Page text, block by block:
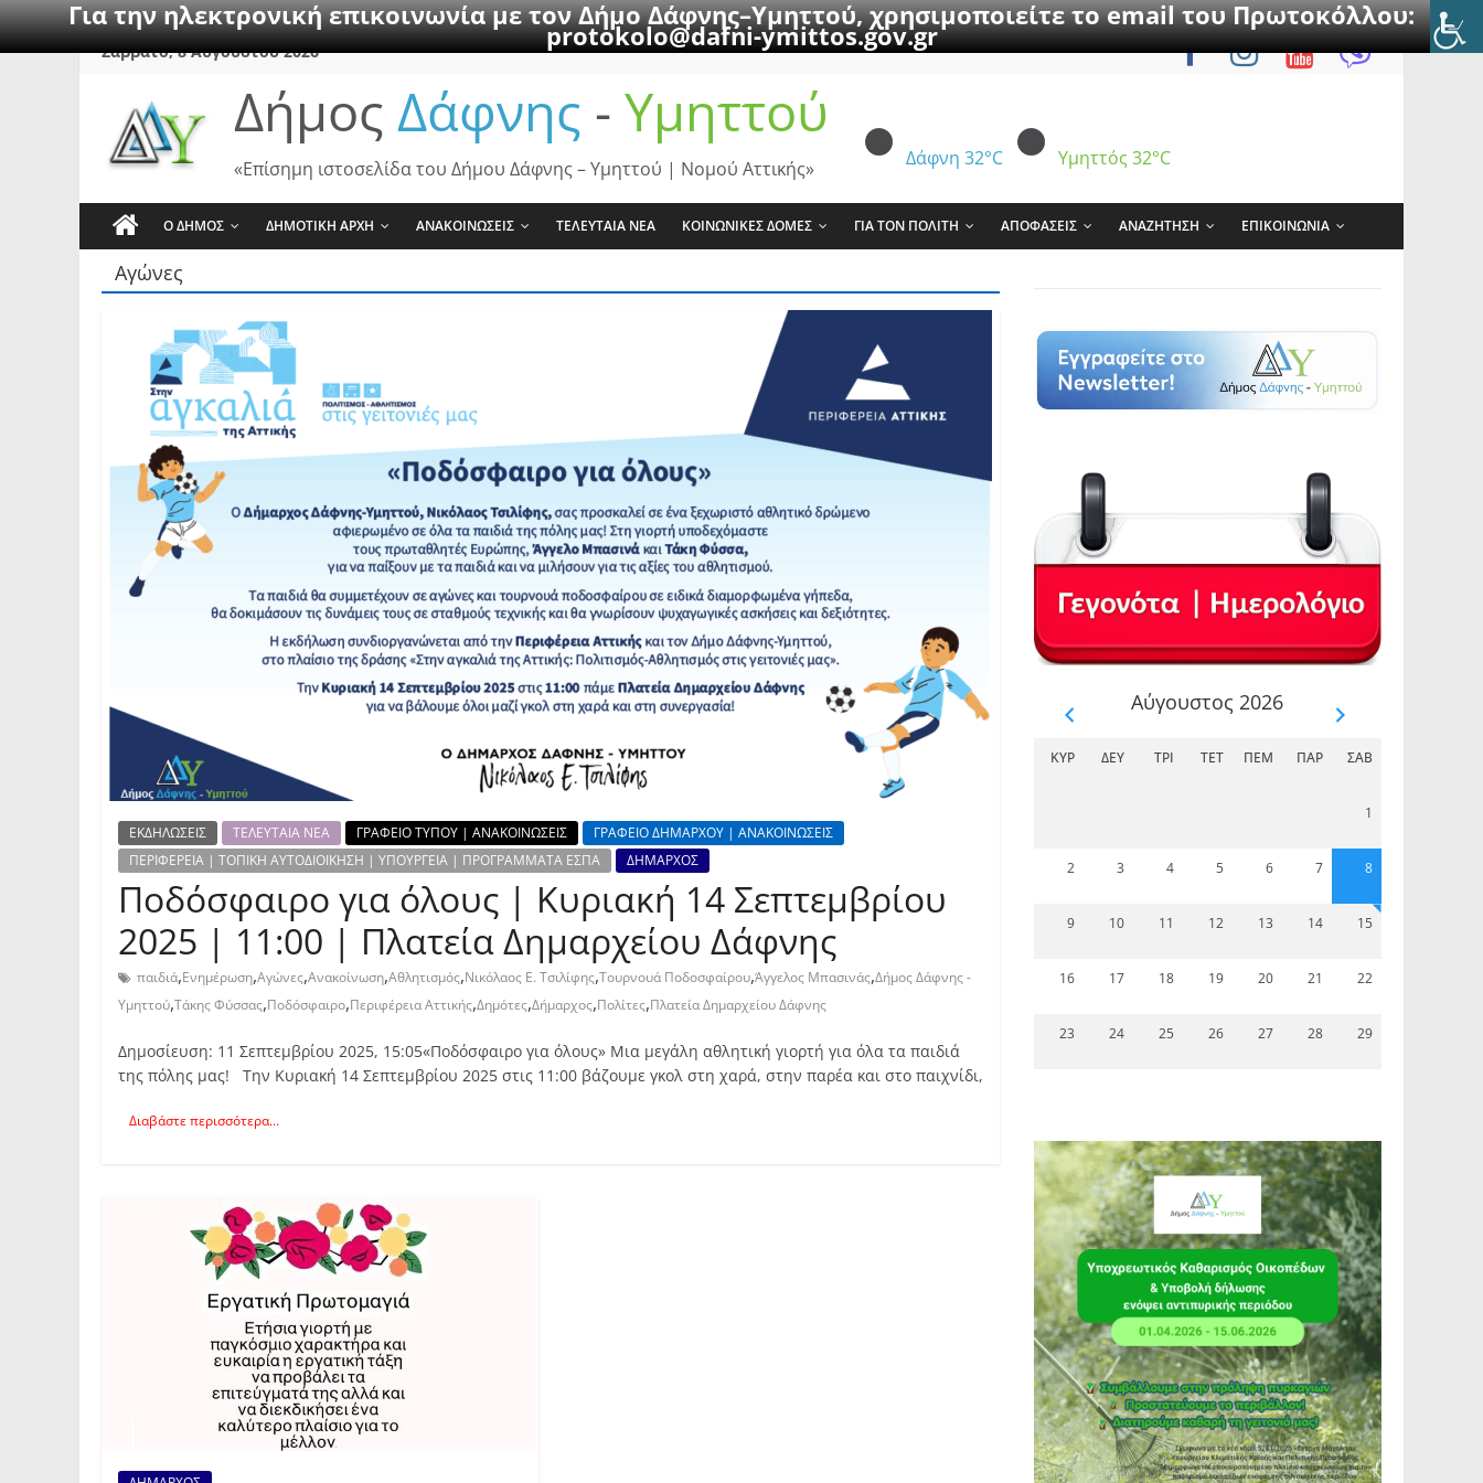
Για την ηλεκτρονική επικοινωνία με τον Δήμο Δάφνης–Υμηττού, χρησιμοποιείτε το email του Πρωτοκόλλου:
protokolo@dafni-ymittos.gov.gr
SkipΣάββατο, 8 Αυγούστου 2026
Δήμος Δάφνης - Υμηττού
Δάφνη 32°C Υμηττός 32°C
«Επίσημη ιστοσελίδα του Δήμου Δάφνης – Υμηττού | Νομού Αττικής»
Ο ΔΗΜΟΣ ΔΗΜΟΤΙΚΗ ΑΡΧΗ ΑΝΑΚΟΙΝΩΣΕΙΣ ΤΕΛΕΥΤΑΙΑ ΝΕΑ ΚΟΙΝΩΝΙΚΕΣ ΔΟΜΕΣ ΓΙΑ ΤΟΝ ΠΟΛΙΤΗ ΑΠΟΦΑΣΕΙΣ ΑΝΑΖΗΤΗΣΗ ΕΠΙΚΟΙΝΩΝΙΑ
Αγώνες
ΕΚΔΗΛΩΣΕΙΣ ΤΕΛΕΥΤΑΙΑ ΝΕΑ ΓΡΑΦΕΙΟ ΤΥΠΟΥ | ΑΝΑΚΟΙΝΩΣΕΙΣ
ΓΡΑΦΕΙΟ ΔΗΜΑΡΧΟΥ | ΑΝΑΚΟΙΝΩΣΕΙΣ
ΠΕΡΙΦΕΡΕΙΑ | ΤΟΠΙΚΗ ΑΥΤΟΔΙΟΙΚΗΣΗ | ΥΠΟΥΡΓΕΙΑ | ΠΡΟΓΡΑΜΜΑΤΑ ΕΣΠΑ
ΔΗΜΑΡΧΟΣ
Ποδόσφαιρο για όλους | Κυριακή 14 Σεπτεμβρίου
2025 | 11:00 | Πλατεία Δημαρχείου Δάφνης
παιδιά,Ενημέρωση,Αγώνες,Ανακοίνωση,Αθλητισμός,Νικόλαος Ε. Τσιλίφης,Τουρνουά Ποδοσφαίρου,Άγγελος Μπασινάς,Δήμος Δάφνης -
Υμηττού,Τάκης Φύσσας,Ποδόσφαιρο,Περιφέρεια Αττικής,Δημότες,Δήμαρχος,Πολίτες,Πλατεία Δημαρχείου Δάφνης
Δημοσίευση: 11 Σεπτεμβρίου 2025, 15:05«Ποδόσφαιρο για όλους» Μια μεγάλη αθλητική γιορτή για όλα τα παιδιά
της πόλης μας! Την Κυριακή 14 Σεπτεμβρίου 2025 στις 11:00 βάζουμε γκολ στη χαρά, στην παρέα και στο παιχνίδι,
Διαβάστε περισσότερα...
Αύγουστος 2026
ΚΥΡ ΔΕΥ ΤΡΊ ΤΕΤ ΠΈΜ ΠΑΡ ΣΆΒ
1
2 3 4 5 6 7 8
9 10 11 12 13 14 15
16 17 18 19 20 21 22
23 24 25 26 27 28 29